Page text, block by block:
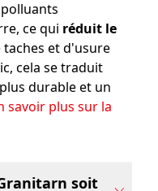
ce qui réduit le
taches et d'usure
cela se traduit
durable et un
savoir plus sur la
soit